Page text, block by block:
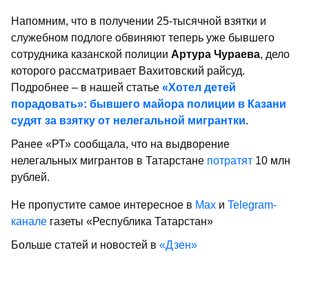
Напомним, что в получении 25-тысячной взятки и
служебном подлоге обвиняют теперь уже бывшего
сотрудника казанской полиции Артура Чураева, дело
которого рассматривает Вахитовский райсуд.
Подробнее – в нашей статье «Хотел детей
порадовать»: бывшего майора полиции в Казани
судят за взятку от нелегальной мигрантки.
Ранее «РТ» сообщала, что на выдворение
нелегальных мигрантов в Татарстане потратят 10 млн
рублей.
Не пропустите самое интересное в Max и Telegram-
канале газеты «Республика Татарстан»
Больше статей и новостей в «Дзен»